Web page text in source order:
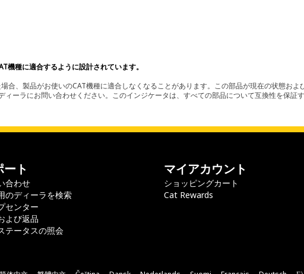
機種に適合するように設計されています。
合、製品がお使いのCAT機種に適合しなくなることがあります。この部品が現在の状態お
ーラにお問い合わせください。このインジケータは、すべての部品について互換性を保証す
ート
合わせ
のディーラを検索
センター
よび返品
テータスの照会
マイアカウント
ショッピングカート
Cat Rewards